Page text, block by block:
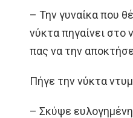
– Την γυναίκα που
νύκτα πηγαίνει στο
πας να την
Πήγε την νύκτα
– Σκύψε